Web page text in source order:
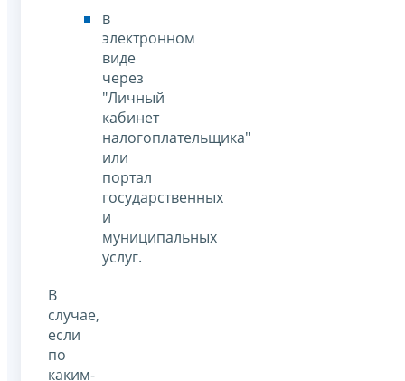
в
электронном
виде
через
"Личный
кабинет
налогоплательщика"
или
портал
государственных
и
муниципальных
услуг.
В
случае,
если
по
каким-